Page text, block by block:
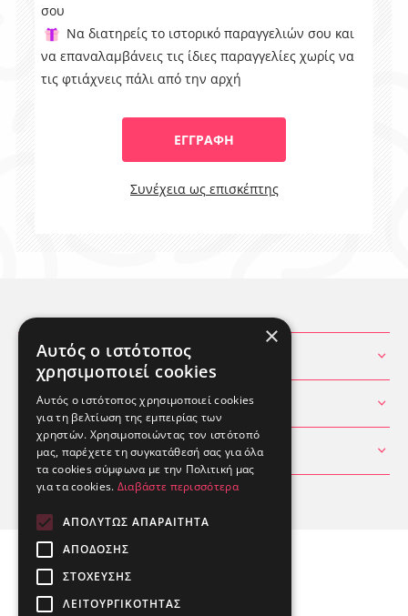
σου
Να διατηρείς το ιστορικό παραγγελιών σου και
να επαναλαμβάνεις τις ίδιες παραγγελίες χωρίς να
τις φτιάχνεις πάλι από την αρχή
ΧΡΗΣΙΜΕΣ ΠΛΗΡΟΦΟΡΙΕΣ
ΘΕΣ ΒΟΗΘΕΙΑ
ΛΟΓΑΡΙΑΣΜΟΣ
×
Αυτός ο ιστότοπος
χρησιμοποιεί cookies
Αυτός ο ιστότοπος χρησιμοποιεί cookies
για τη βελτίωση της εμπειρίας των
χρηστών. Χρησιμοποιώντας τον ιστότοπό
μας, παρέχετε τη συγκατάθεσή σας για όλα
τα cookies σύμφωνα με την Πολιτική μας
για τα cookies. Διαβάστε περισσότερα
ΑΠΟΛΎΤΩΣ ΑΠΑΡΑΊΤΗΤΑ
ΑΠΌΔΟΣΗΣ
ΣΤΌΧΕΥΣΗΣ
ΛΕΙΤΟΥΡΓΙΚΌΤΗΤΑΣ